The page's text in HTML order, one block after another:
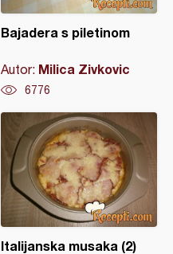
Bajadera s piletinom
Autor: Milica Zivkovic
6776
Italijanska musaka (2)